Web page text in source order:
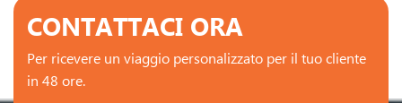
CONTATTACI ORA
Per ricevere un viaggio personalizzato per il tuo cliente
in 48 ore.